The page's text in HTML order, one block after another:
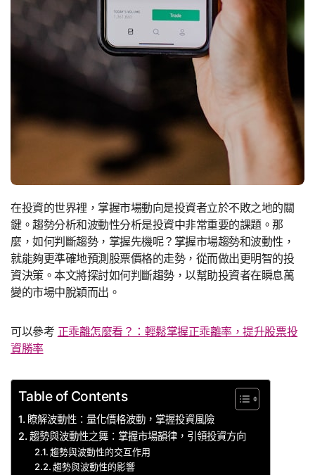
在投資的世界裡，掌握市場動向是投資者立於不敗之地的關
鍵。趨勢分析和波動性分析是投資中非常重要的課題。那
麼，如何判斷趨勢，掌握先機呢？掌握市場趨勢和波動性，
就能夠更準確地預測股票價格的走勢，從而做出更明智的投
資決策。本文將探討如何判斷趨勢，以幫助投資者在瞬息萬
變的市場中脫穎而出。
可以參考 正乖離怎麼看？：輕鬆掌握正乖離率，提升股票投
資勝率
Table of Contents
瞭解波動性：量化價格波動，掌握投資風險
趨勢與波動性之舞：掌握市場韻律，引領投資方向
趨勢與波動性的交互作用
趨勢與波動性的影響